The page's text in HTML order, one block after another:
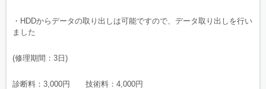
・HDDからデータの取り出しは可能ですので、データ取り出しを行い
ました
(修理期間：3日)
診断料：3,000円 技術料：4,000円